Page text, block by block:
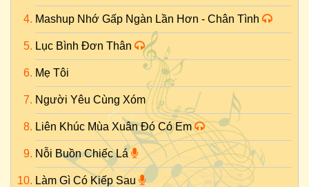
Mashup Nhớ Gấp Ngàn Lần Hơn - Chân Tình
Lục Bình Đơn Thân
Mẹ Tôi
Người Yêu Cùng Xóm
Liên Khúc Mùa Xuân Đó Có Em
Nỗi Buồn Chiếc Lá
Làm Gì Có Kiếp Sau